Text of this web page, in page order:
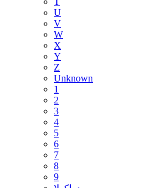
U
V
W
X
Y
Z
Unknown
1
2
3
4
5
6
7
8
9